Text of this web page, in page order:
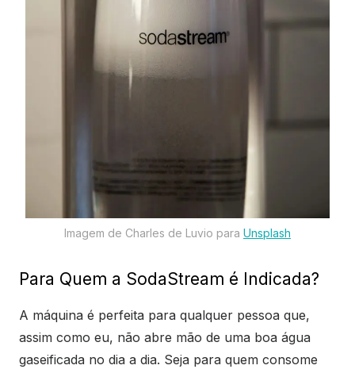
Imagem de Charles de Luvio para Unsplash
Para Quem a SodaStream é Indicada?
A máquina é perfeita para qualquer pessoa que,
assim como eu, não abre mão de uma boa água
gaseificada no dia a dia. Seja para quem consome